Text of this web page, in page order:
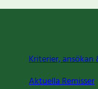
Kriterier,
Aktuella Remisser